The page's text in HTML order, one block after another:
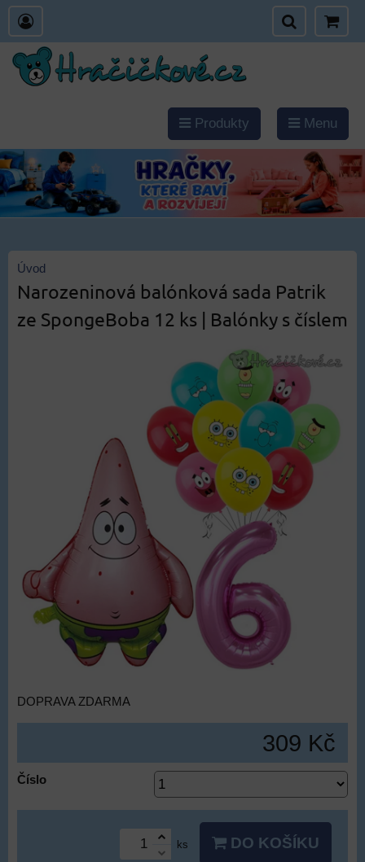
Produkty Menu
Úvod
Narozeninová balónková sada Patrik
ze SpongeBoba 12 ks | Balónky s číslem
DOPRAVA ZDARMA
309 Kč
Číslo
ks DO KOŠÍKU